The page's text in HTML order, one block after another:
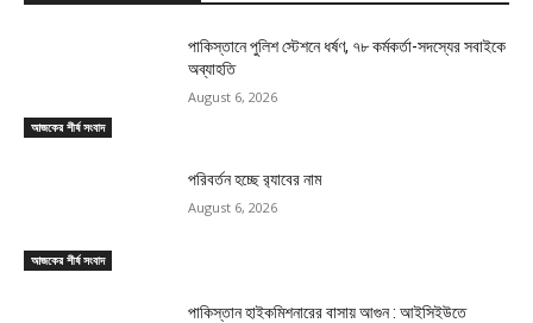
আজকের শীর্ষ সংবাদ
পাকিস্তানে পুলিশ স্টেশনে ধর্ষণ, ৭৮ কর্মকর্তা-সদস্যের সবাইকে
অব্যাহতি
August 6, 2026
আজকের শীর্ষ সংবাদ
পরিবর্তন হচ্ছে র‌্যাবের নাম
August 6, 2026
পাকিস্তান হাইকমিশনারের বাসায় আগুন : আইসিইউতে